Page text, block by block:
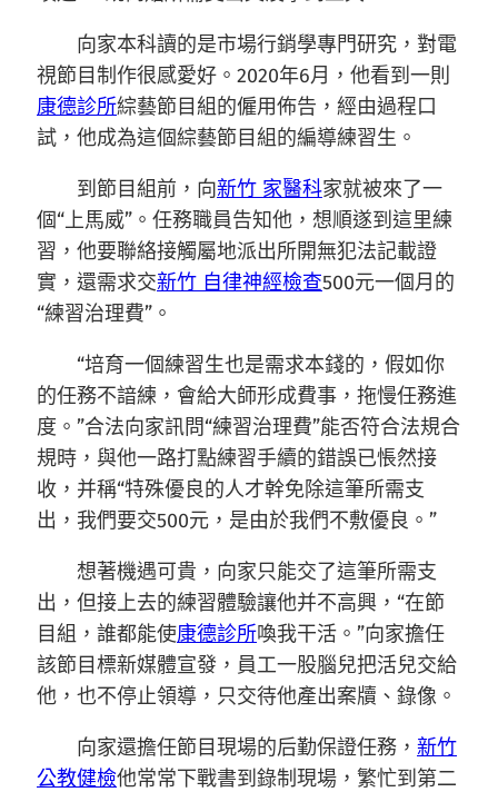
向家本科讀的是市場行銷學專門研究，對電
視節目制作很感愛好。2020年6月，他看到一則
康德診所綜藝節目組的僱用佈告，經由過程口
試，他成為這個綜藝節目組的編導練習生。
到節目組前，向新竹 家醫科家就被來了一
個“上馬威”。任務職員告知他，想順遂到這里練
習，他要聯絡接觸屬地派出所開無犯法記載證
實，還需求交新竹 自律神經檢查500元一個月的
“練習治理費”。
“培育一個練習生也是需求本錢的，假如你
的任務不諳練，會給大師形成費事，拖慢任務進
度。”合法向家訊問“練習治理費”能否符合法規合
規時，與他一路打點練習手續的錯誤已悵然接
收，并稱“特殊優良的人才幹免除這筆所需支
出，我們要交500元，是由於我們不敷優良。”
想著機遇可貴，向家只能交了這筆所需支
出，但接上去的練習體驗讓他并不高興，“在節
目組，誰都能使康德診所喚我干活。”向家擔任
該節目標新媒體宣發，員工一股腦兒把活兒交給
他，也不停止領導，只交待他產出案牘、錄像。
向家還擔任節目現場的后勤保證任務， 新竹
公教健檢他常常下戰書到錄制現場，繁忙到第二